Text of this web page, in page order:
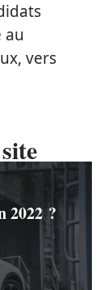
au
vers
2022 ?